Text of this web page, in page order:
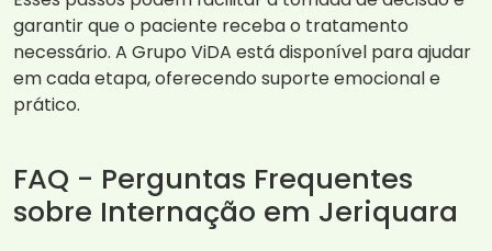
garantir que o paciente receba o tratamento
necessário. A Grupo ViDA está disponível para ajudar
em cada etapa, oferecendo suporte emocional e
prático.
FAQ - Perguntas Frequentes
sobre Internação em Jeriquara